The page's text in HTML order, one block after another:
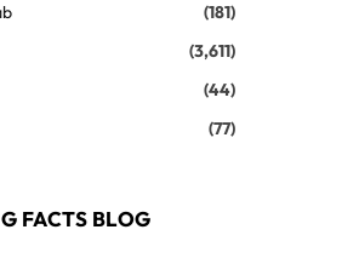
(181)
(3,611)
(44)
(77)
FACTS BLOG